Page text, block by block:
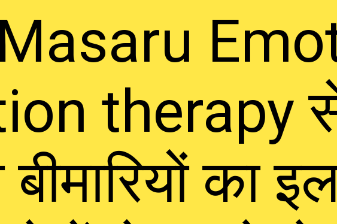
therapy
बीमारियों का